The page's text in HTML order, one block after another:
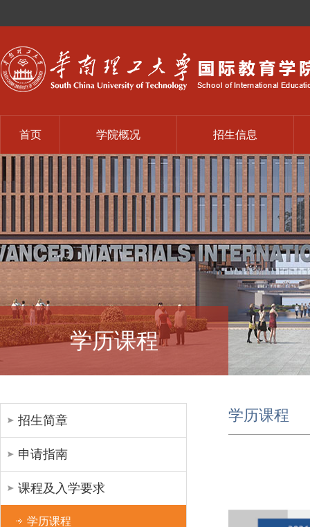
首页 学院概况 招生信息
学历课程
招生简章
申请指南
课程及入学要求
学历课程
学历课程